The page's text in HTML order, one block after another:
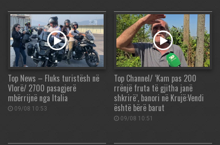
Top News – Fluks turistësh në
Vlorë/ 2700 pasagjerë
mbërrijnë nga Italia
09/08 10:53
Top Channel/ ‘Kam pas 200
rrënjë fruta të gjitha janë
shkrirë’, banori në Krujë:Vendi
është bërë barut
09/08 10:51